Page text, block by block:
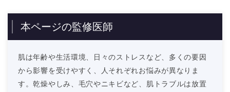
本ページの監修医師
肌は年齢や生活環境、日々のストレスなど、多くの要因
から影響を受けやすく、人それぞれお悩みが異なりま
す。乾燥やしみ、毛穴やニキビなど、肌トラブルは放置